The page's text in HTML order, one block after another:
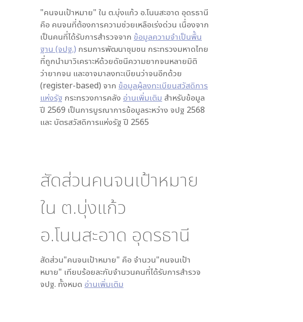
"คนจนเป้าหมาย" ใน ต.บุ่งแก้ว อ.โนนสะอาด อุดรธานี
คือ คนจนที่ต้องการความช่วยเหลือเร่งด่วน เนื่องจาก
เป็นคนที่ได้รับการสำรวจจาก ข้อมูลความจำเป็นพื้น
ฐาน (จปฐ.) กรมการพัฒนาชุมชน กระทรวงมหาดไทย
ที่ถูกนำมาวิเคราะห์ด้วยดัชนีความยากจนหลายมิติ
ว่ายากจน และอาจมาลงทะเบียนว่าจนอีกด้วย
(register-based) จาก ข้อมูลผู้ลงทะเบียนสวัสดิการ
แห่งรัฐ กระทรวงการคลัง อ่านเพิ่มเติม สำหรับข้อมูล
ปี 2569 เป็นการบูรณาการข้อมูลระหว่าง จปฐ 2568
และ บัตรสวัสดิการแห่งรัฐ ปี 2565
สัดส่วนคนจนเป้าหมาย
ใน ต.บุ่งแก้ว
อ.โนนสะอาด อุดรธานี
สัดส่วน"คนจนเป้าหมาย" คือ จำนวน"คนจนเป้า
หมาย" เทียบร้อยละกับจำนวนคนที่ได้รับการสำรวจ
จปฐ. ทั้งหมด อ่านเพิ่มเติม